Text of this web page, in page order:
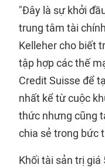
"Đây là sự khởi
trung tâm tài
Kelleher cho biết
tập hợp các thế
Credit Suisse để
nhất kể từ cuộc
thức nhưng cũng
chia sẻ trong bức
Khối tài sản trị giá